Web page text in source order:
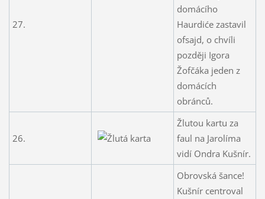
27.
domácího
Haurdiće zastavil
ofsajd, o chvíli
později Igora
Žofčáka jeden z
domácích
obránců.
26.
Žlutou kartu za
faul na Jarolíma
vidí Ondra Kušnír.
Obrovská šance!
Kušnír centroval